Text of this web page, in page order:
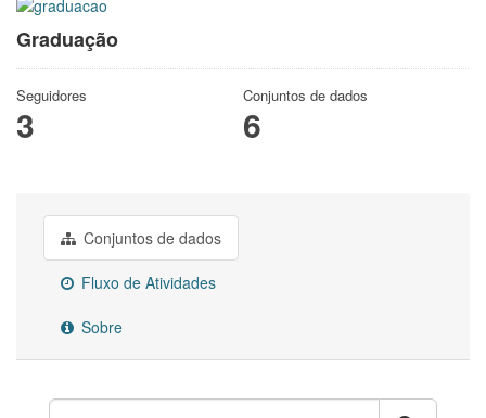
Graduação
Seguidores
3
Conjuntos de dados
6
Conjuntos de dados
Fluxo de Atividades
Sobre